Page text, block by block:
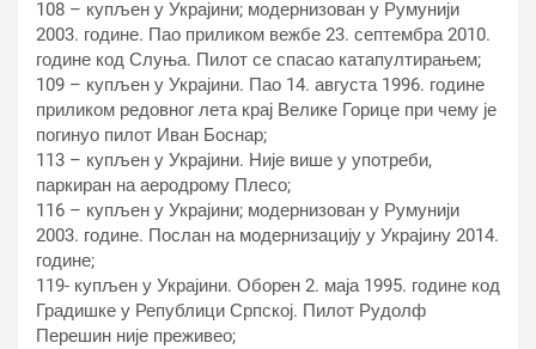
108 – купљен у Украјини; модернизован у Румунији
2003. године. Пао приликом вежбе 23. септембра 2010.
године код Слуња. Пилот се спасао катапултирањем;
109 – купљен у Украјини. Пао 14. августа 1996. године
приликом редовног лета крај Велике Горице при чему је
погинуо пилот Иван Боснар;
113 – купљен у Украјини. Није више у употреби,
паркиран на аеродрому Плесо;
116 – купљен у Украјини; модернизован у Румунији
2003. године. Послан на модернизацију у Украјину 2014.
године;
119- купљен у Украјини. Оборен 2. маја 1995. године код
Градишке у Републици Српској. Пилот Рудолф
Перешин није преживео;